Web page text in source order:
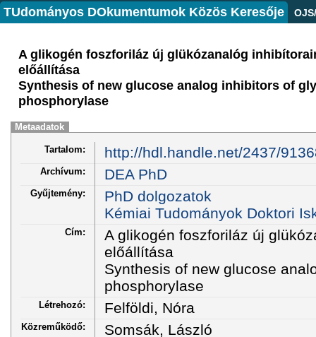
TUdományos DOkumentumok Közös Keresője
A glikogén foszforiláz új glükózanalóg
előállítása
Synthesis of new glucose analog inhibitors of
phosphorylase
Metaadatok
Tartalom: http://hdl.handle.net/2437/
Archívum: DEA PhD
Gyűjtemény:
PhD dolgozatok
Kémiai Tudományok Doktori
Cím:
A glikogén foszforiláz új
előállítása
Synthesis of new glucose
phosphorylase
Létrehozó: Felföldi, Nóra
Közreműködő:
Somsák, László